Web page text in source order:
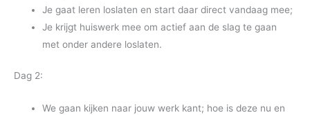
Je gaat leren loslaten en start daar direct vandaag mee;
Je krijgt huiswerk mee om actief aan de slag te gaan
met onder andere loslaten.
Dag 2:
We gaan kijken naar jouw werk kant; hoe is deze nu en